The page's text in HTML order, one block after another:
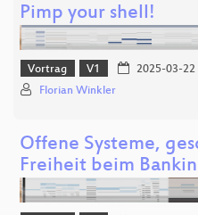
Pimp your shell!
Vortrag V1 2025-03-22
Florian Winkler
Offene Systeme,
Freiheit beim